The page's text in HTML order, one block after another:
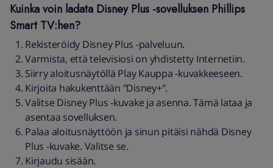
Kuinka voin ladata Disney Plus -sovelluksen Phillips
Smart TV:hen?
Rekisteröidy Disney Plus -palveluun.
Varmista, että televisiosi on yhdistetty Internetiin.
Siirry aloitusnäytöllä Play Kauppa -kuvakkeeseen.
Kirjoita hakukenttään "Disney+".
Valitse Disney Plus -kuvake ja asenna. Tämä lataa ja
asentaa sovelluksen.
Palaa aloitusnäyttöön ja sinun pitäisi nähdä Disney
Plus -kuvake. Valitse se.
Kirjaudu sisään.